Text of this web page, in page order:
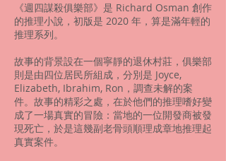
《週四謀殺俱樂部》是 Richard Osman 創作
的推理小說，初版是 2020 年，算是滿年輕的
推理系列。
故事的背景設在一個寧靜的退休村莊，俱樂部
則是由四位居民所組成，分別是 Joyce,
Elizabeth, Ibrahim, Ron，調查未解的案
件。故事的精彩之處，在於他們的推理嗜好變
成了一場真實的冒險：當地的一位開發商被發
現死亡，於是這幾副老骨頭順理成章地推理起
真實案件。